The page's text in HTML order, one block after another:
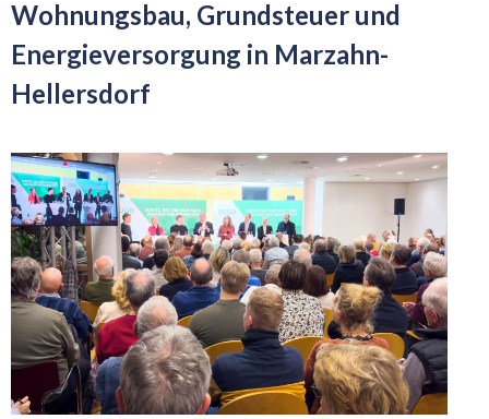
Wohnungsbau, Grundsteuer und
Energieversorgung in Marzahn-
Hellersdorf